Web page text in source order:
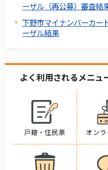
ーザル（再公募）審査結
下野市マイナンバーカー
ーザル結果
よく利用されるメニュ
戸籍・住民票 オン